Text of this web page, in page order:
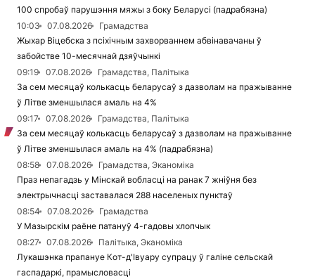
100 спробаў парушэння мяжы з боку Беларусі (падрабязна)
10:03
07.08.2026
Грамадства
Жыхар Віцебска з псіхічным захворваннем абвінавачаны ў
забойстве 10-месячнай дзяўчынкі
09:19
07.08.2026
Грамадства, Палітыка
За сем месяцаў колькасць беларусаў з дазволам на пражыванне
ў Літве зменшылася амаль на 4%
09:17
07.08.2026
Грамадства, Палітыка
За сем месяцаў колькасць беларусаў з дазволам на пражыванне
ў Літве зменшылася амаль на 4% (падрабязна)
08:58
07.08.2026
Грамадства, Эканоміка
Праз непагадзь у Мінскай вобласці на ранак 7 жніўня без
электрычнасці заставалася 288 населеных пунктаў
08:54
07.08.2026
Грамадства
У Мазырскім раёне патануў 4-гадовы хлопчык
08:27
07.08.2026
Палітыка, Эканоміка
Лукашэнка прапануе Кот-д'Івуару супрацу ў галіне сельскай
гаспадаркі, прамысловасці